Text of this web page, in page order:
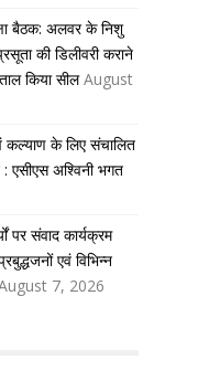
बैठक: अलवर के निशु
की डिलीवरी कराने
किया सील August
के लिए संचालित
: एसीएस अश्विनी भगत
पर संवाद कार्यक्रम
एवं विभिन्न
7, 2026